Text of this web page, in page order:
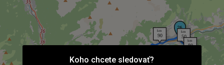
Koho chcete sledovať?